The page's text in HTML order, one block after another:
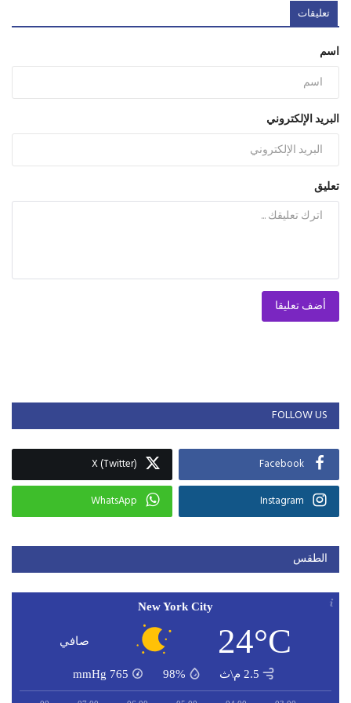
تعليقات
اسم
البريد الإلكتروني
تعليق
أضف تعليقا
FOLLOW US
Facebook
X (Twitter)
Instagram
WhatsApp
الطقس
New York City
24°C صافي
2.5 م\ث 98%
765
mmHg